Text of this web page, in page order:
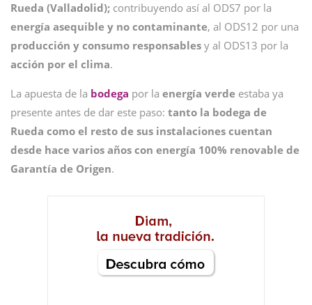
Rueda (Valladolid); contribuyendo así al ODS7 por la
energía asequible y no contaminante, al ODS12 por una
producción y consumo responsables y al ODS13 por la
acción por el clima.
La apuesta de la bodega por la energía verde estaba ya
presente antes de dar este paso: tanto la bodega de
Rueda como el resto de sus instalaciones cuentan
desde hace varios años con energía 100% renovable de
Garantía de Origen.